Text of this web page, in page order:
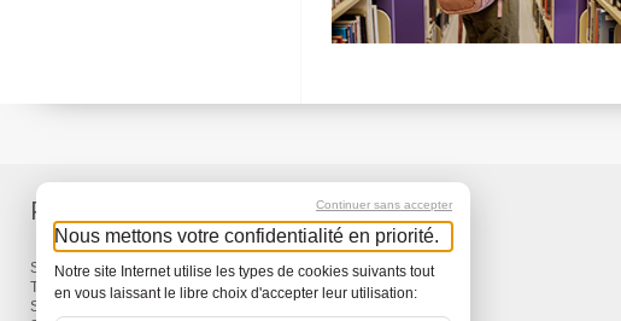
Produits
Sacs à dos et Sacs
Travel
Snow
Services
Livraison
Garantie
Continuer sans accepter
Nous mettons votre confidentialité en priorité.
Notre site Internet utilise les types de cookies suivants tout
en vous laissant le libre choix d'accepter leur utilisation: